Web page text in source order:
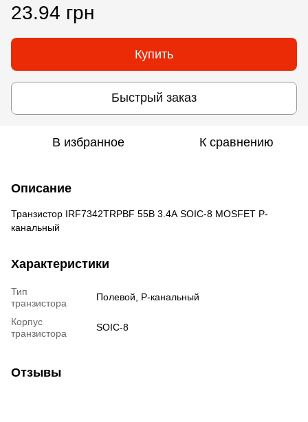
23.94 грн
Купить
Быстрый заказ
В избранное К сравнению
Описание
Транзистор IRF7342TRPBF 55В 3.4А SOIC-8 MOSFET P-
канальный
Характеристики
Тип
транзистора
Полевой, P-канальный
Корпус
транзистора
SOIC-8
Отзывы